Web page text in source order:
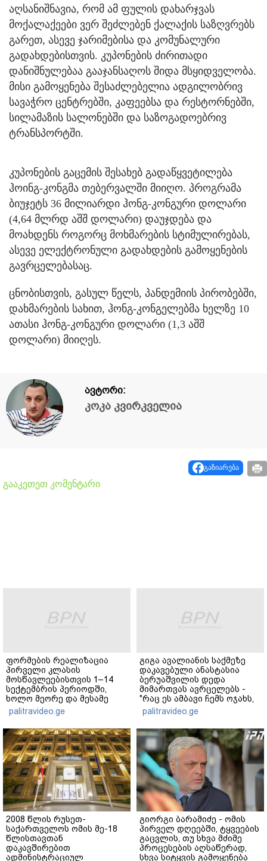
აღსანიშნავია, რომ ამ ფულის დახარჯვას
მოქალაქეები ვერ შეძლებენ ქალაქის საზღვრებს
გარეთ, ასევე ჯარიმებისა და კომუნალური
გადახდებისთვის. კუპონების ძირითადი
დანიშნულებაა გააჯანსაღოს შიდა მსყიდველობა.
მისი გამოყენება შესაძლებელია ადგილობრივ
სავაჭრო ცენტრებში, კაფეებსა და რესტორნებში,
სილამაზის სალონებში და საზოგადოებრივ
ტრანსპორტში.
კუპონების გაცემის შესახებ გადაწყვეტილება
ჰოინგ-კონგმა თებერვალში მიიღო. პროგრამა
ბიუჯეტს 36 მილიარდი ჰონგ-კონგური დოლარი
(4,64 მლრდ აშშ დოლარი) დაუჯდება და
მოახდენს როგორც მოხმარების სტიმულირებას,
ასევე ელექტრონული გადახდების გამოყენების
გავრცელებასაც.
ცნობისთვის, გასულ წელს, პანდემიის პირობებში,
დახმარების სახით, ჰონგ-კონგელებმა ხელზე 10
ათასი ჰონგ-კონგური დოლარი (1,3 აშშ
დოლარი) მიიღეს.
ავტორი:
კოკა კვირკველია
გაზიარება
გააკეთეთ კომენტარი
ფორმების რეალიზაცია
პირველი კლასის
მოსწავლეებისთვის 1–14
სექტემბრის პერიოდში,
ხოლო მეორე და მესამე
ეტაპებზე...
palitravideo.ge
გიგა ავალიანის საქმეზე
დაკავებული ანასტასია
ბერუაშვილის დედა
მიმართვას ავრცელებს -
"რაც ეს ამბავი ჩემს ოჯახს,
ჩემს ანასტასიას გადახდა
თავს, მის მერე მე მე არ
ვარ"
palitravideo.ge
2008 წლის რუსეთ-
საქართველოს ომის მე-18
წლისთავთან
დაკავშირებით
ადმინისტრაციულ
გიორგი ბარამიძე - ომის
პირველ დღეებში, ტყვეების
გაცვლის, თუ სხვა მძიმე
პროცესების აღსაწერად,
სხვა სიტყვის გამოყენება